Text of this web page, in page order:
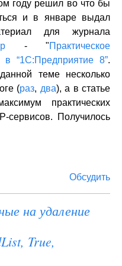
году решил во что бы
и в январе выдал
для журнала
- "Практическое
в “1С:Предприятие 8”.
теме несколько
(раз, два), а в статье
практических
сервисов. Получилось
Обсудить
на удаление
True,